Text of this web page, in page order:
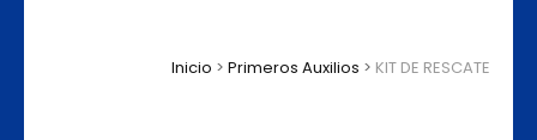
INDUSTRIAL
Inicio > Primeros Auxilios > KIT DE RESCATE